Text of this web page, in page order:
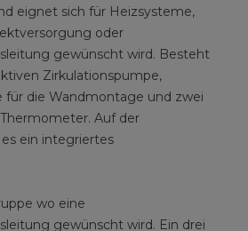
eignet sich für Heizsysteme,
oder
gewünscht wird. Besteht
Zirkulationspumpe,
für die Wandmontage und zwei
Auf der
ein integriertes
wo eine
gewünscht wird. Ein drei